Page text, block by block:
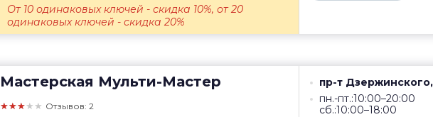
От 10 одинаковых ключей - скидка 10%, от 20
одинаковых ключей - скидка 20%
Мастерская Мульти-Мастер
★★★★★ Отзывов: 2
пр-т Дзержинского,
пн.-пт.:10:00–20:00
сб.:10:00–18:00